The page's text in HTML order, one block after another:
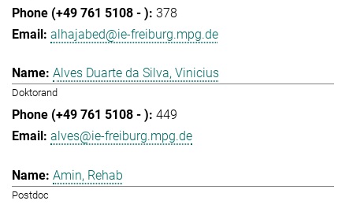
378
alhajabed@ie-freiburg.mpg.de
Alves Duarte da Silva, Vinicius
Doktorand
449
alves@ie-freiburg.mpg.de
Amin, Rehab
Postdoc